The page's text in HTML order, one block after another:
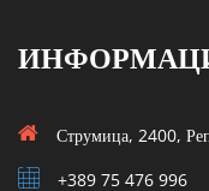
Струмица, 2400,
+389 75 476 996